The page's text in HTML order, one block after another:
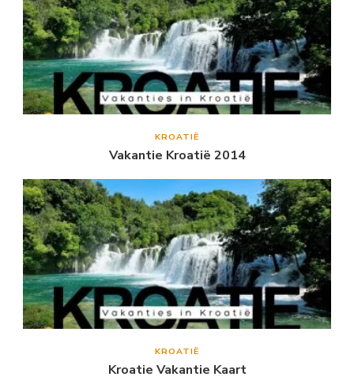
KROATIË
Vakantie Kroatië 2014
KROATIË
Kroatie Vakantie Kaart